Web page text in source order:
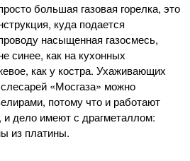
большая газовая горелка, это
куда подается
насыщенная газосмесь,
синее, как на кухонных
как у костра. Ухаживающих
«Мосгаза» можно
, потому что и работают
дело имеют с драгметаллом:
из платины.